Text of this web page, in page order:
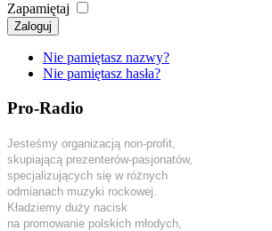
Zapamiętaj
Zaloguj
Nie pamiętasz nazwy?
Nie pamiętasz hasła?
Pro-Radio
Jesteśmy organizacją non-profit,
skupiającą prezenterów-pasjonatów,
specjalizujących się w różnych
odmianach muzyki rockowej.
Kładziemy duży nacisk
na promowanie polskich młodych,